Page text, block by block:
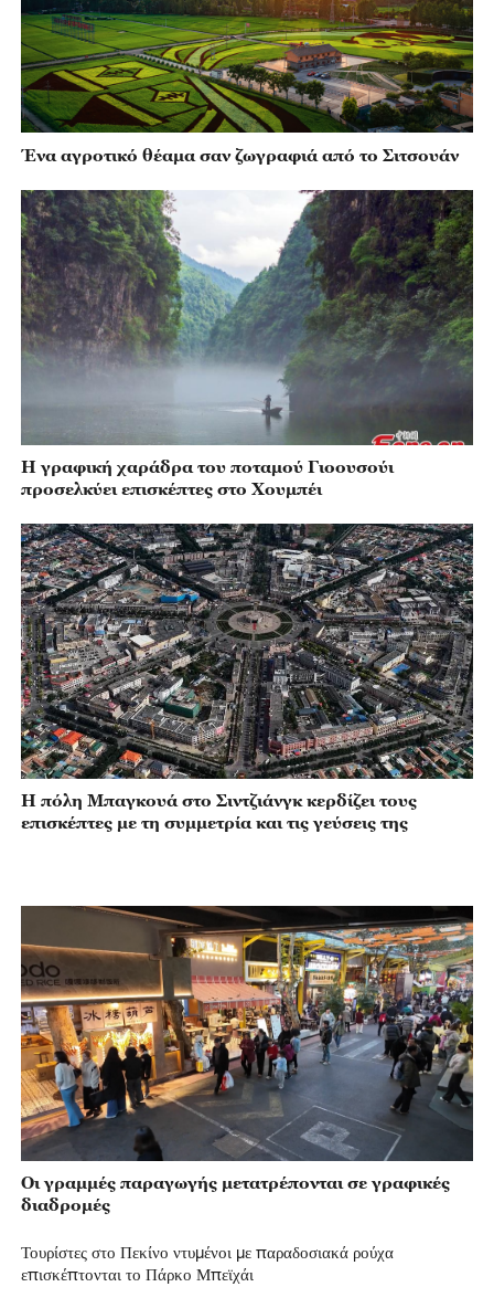
Ένα αγροτικό θέαμα σαν ζωγραφιά από το Σιτσουάν
Η γραφική χαράδρα του ποταμού Γιοουσούι
προσελκύει επισκέπτες στο Χουμπέι
Η πόλη Μπαγκουά στο Σιντζιάνγκ κερδίζει τους
επισκέπτες με τη συμμετρία και τις γεύσεις της
Οι γραμμές παραγωγής μετατρέπονται σε γραφικές
διαδρομές
Τουρίστες στο Πεκίνο ντυμένοι με παραδοσιακά ρούχα
επισκέπτονται το Πάρκο Μπεϊχάι